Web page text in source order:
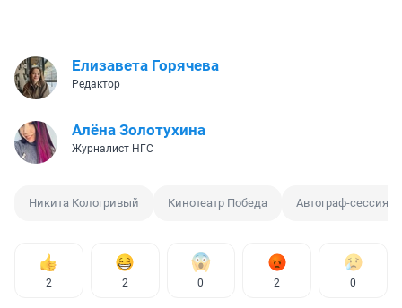
Елизавета Горячева
Редактор
Алёна Золотухина
Журналист НГС
Никита Кологривый Кинотеатр Победа Автограф-сессия
2 2 0 2 0